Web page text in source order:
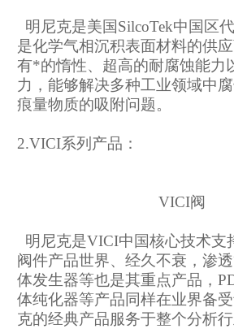
明尼克是美国SilcoTek中国区
是化学气相沉积表面材料的供
有*的惰性、超高的耐腐蚀能力
力，能够解决多种工业领域中
痕量物质的吸附问题。
2.VICI系列产品：
VICI阀
明尼克是VICI中国核心技术支
阀件产品世界、经久不衰，渗
体发生器等也是其重点产品，
体纯化器等产品同样在业界备
克的经典产品服务于整个分析行